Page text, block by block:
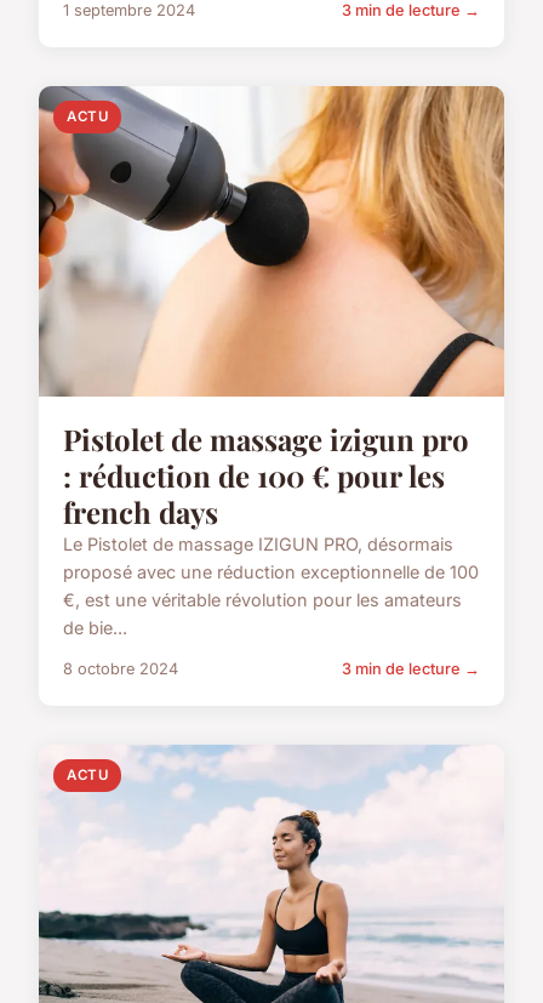
1 septembre 2024 3 min de lecture →
ACTU
Pistolet de massage izigun pro
: réduction de 100 € pour les
french days
Le Pistolet de massage IZIGUN PRO, désormais
proposé avec une réduction exceptionnelle de 100
€, est une véritable révolution pour les amateurs
de bie...
8 octobre 2024 3 min de lecture →
ACTU